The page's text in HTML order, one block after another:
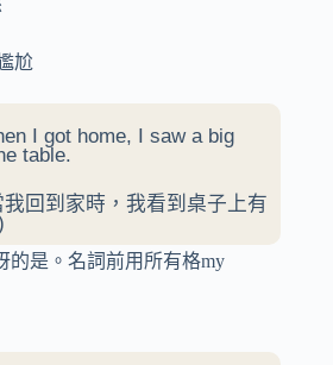
尬
I got home, I saw a big
table.
回到家時，我看到桌子上有
的是。名詞前用所有格my